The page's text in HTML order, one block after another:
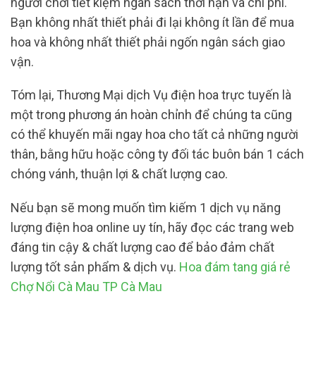
Bạn không nhất thiết phải đi lại không ít lần để mua
hoa và không nhất thiết phải ngốn ngân sách giao
vận.
Tóm lại, Thương Mại dịch Vụ điện hoa trực tuyến là
một trong phương án hoàn chỉnh để chúng ta cũng
có thể khuyến mãi ngay hoa cho tất cả những người
thân, bằng hữu hoặc công ty đối tác buôn bán 1 cách
chóng vánh, thuận lợi & chất lượng cao.
Nếu bạn sẽ mong muốn tìm kiếm 1 dịch vụ năng
lượng điện hoa online uy tín, hãy đọc các trang web
đáng tin cậy & chất lượng cao để bảo đảm chất
lượng tốt sản phẩm & dịch vụ. Hoa đám tang giá rẻ
Chợ Nổi Cà Mau TP Cà Mau